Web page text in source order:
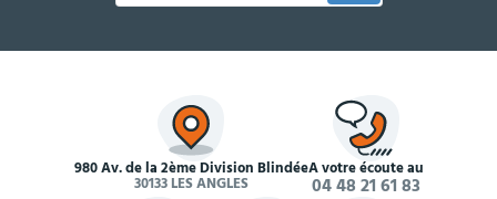
980 Av. de la 2ème Division Blindée
30133 LES ANGLES
À votre écoute au
04 48 21 61 83